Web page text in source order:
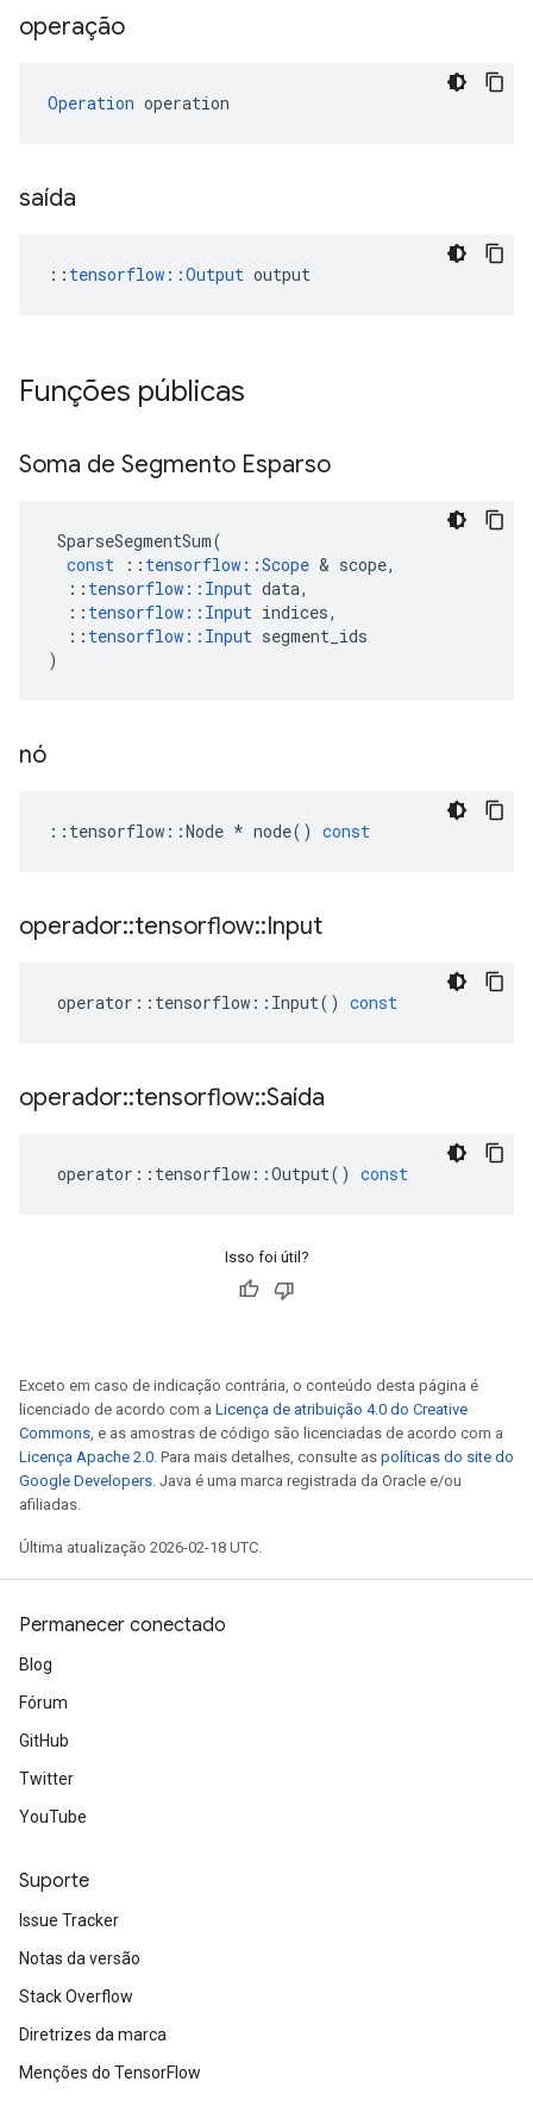
operação
Operation operation
saída
:: tensorflow::Output output
Funções públicas
Soma de Segmento Esparso
SparseSegmentSum(
const
:: tensorflow ::Scope & scope,
:: tensorflow :: Input data,
:: tensorflow :: Input indices,
:: tensorflow :: Input segment_ids
)
nó
:: tensorflow ::Node * node() const
operador::tensorflow::Input
operator :: tensorflow :: Input() const
operador::tensorflow::Saída
operator :: tensorflow ::Output() const
Isso foi útil?
Exceto em caso de indicação contrária, o conteúdo desta página é
licenciado de acordo com a Licença de atribuição 4.0 do Creative
Commons, e as amostras de código são licenciadas de acordo com a
Licença Apache 2.0. Para mais detalhes, consulte as políticas do site do
Google Developers. Java é uma marca registrada da Oracle e/ou
afiliadas.
Última atualização 2026-02-18 UTC.
Permanecer conectado
Blog
Fórum
GitHub
Twitter
YouTube
Suporte
Issue Tracker
Notas da versão
Stack Overflow
Diretrizes da marca
Menções do TensorFlow